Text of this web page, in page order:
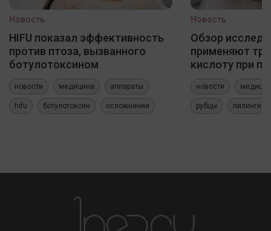
Новость
HIFU показал эффективность
против птоза, вызванного
ботулотоксином
новости медицина аппараты
hifu ботулотоксин осложнения
Новость
Обзор
применяют
кислоту при
новости
рубцы пилинги